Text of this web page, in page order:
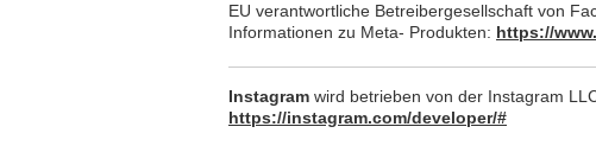
EU verantwortliche Betreibergesellschaft von
Informationen zu Meta- Produkten: https://
Instagram wird betrieben von der Instagram
https://instagram.com/developer/#